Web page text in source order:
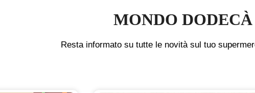
MONDO DODECÀ
Resta informato su tutte le novità sul tuo